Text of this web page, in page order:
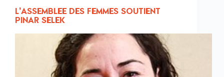
L’ASSEMBLEE DES FEMMES SOUTIENT
PINAR SELEK